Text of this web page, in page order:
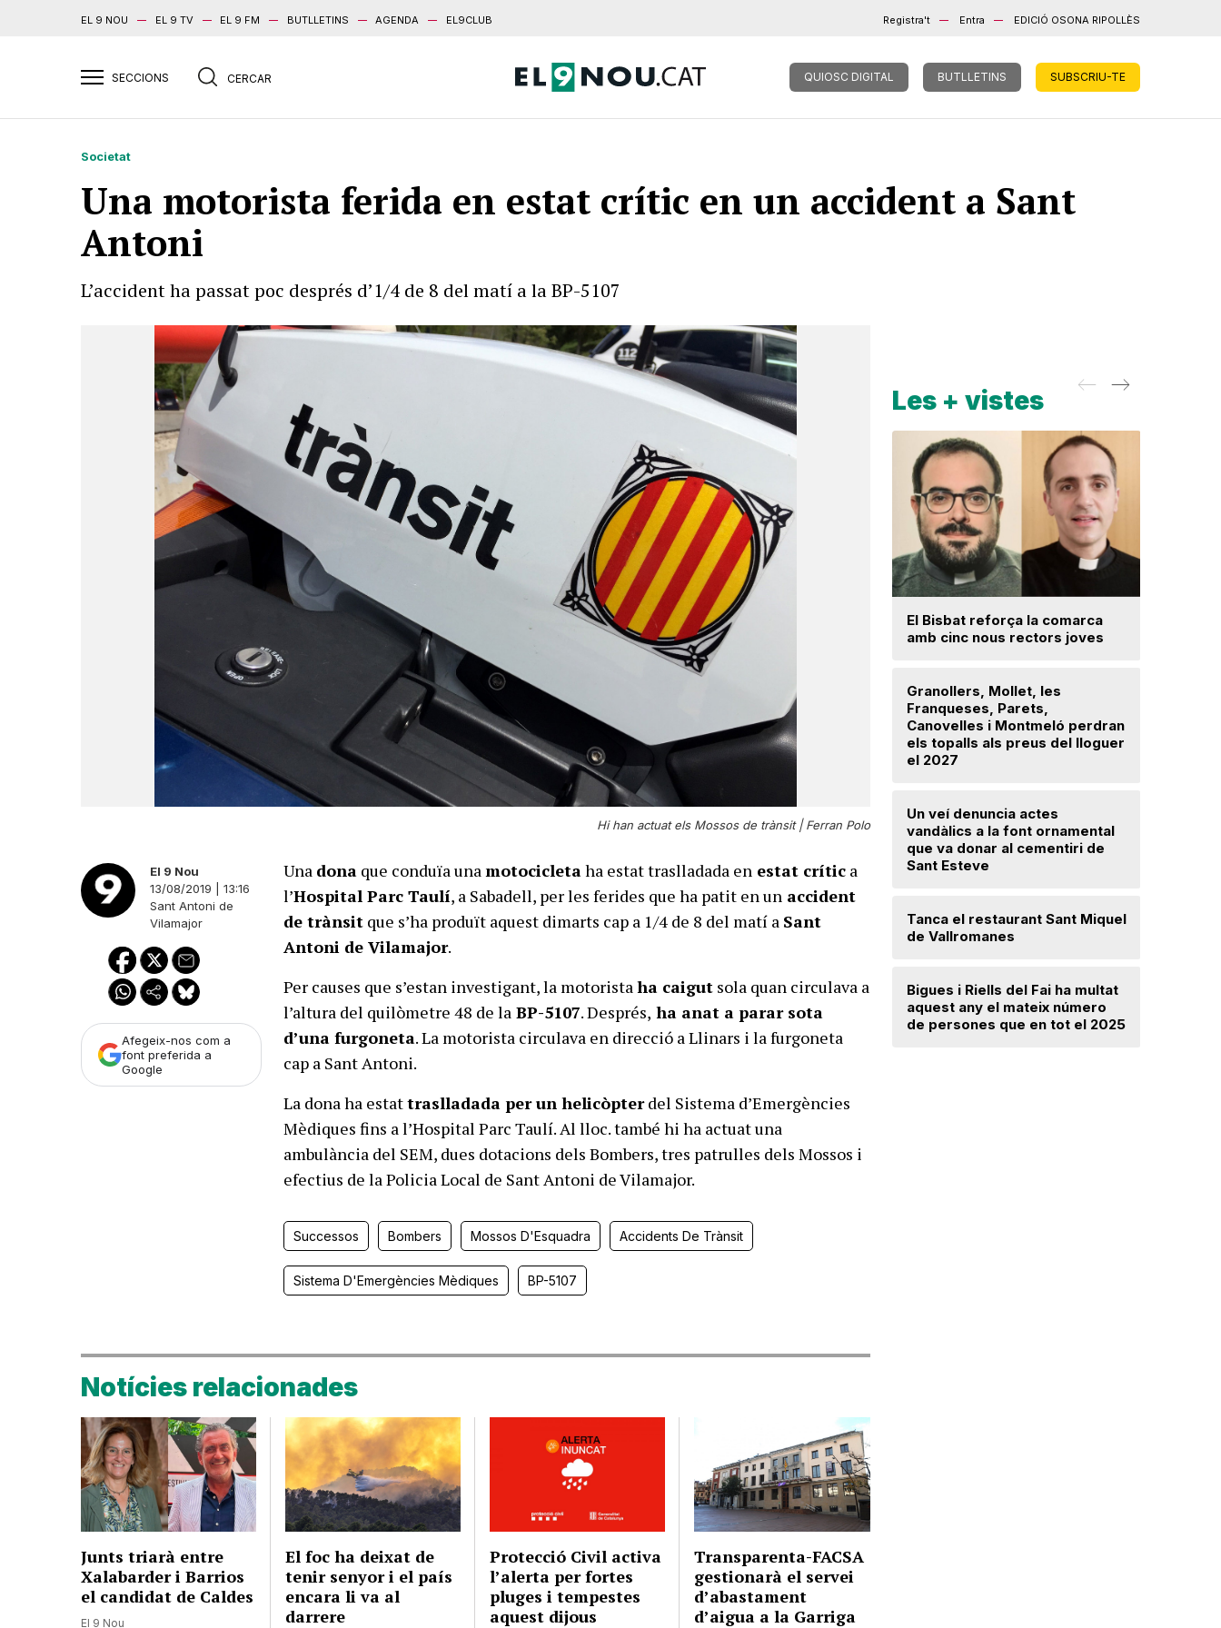
EL 9 NOU EL 9 TV EL 9 FM BUTLLETINS AGENDA EL9CLUB Registra't Entra EDICIÓ OSONA RIPOLLÈS
QUIOSC DIGITAL BUTLLETINS SUBSCRIU-TE
Societat
Una motorista ferida en estat crític en un accident a Sant
Antoni
L’accident ha passat poc després d’1/4 de 8 del matí a la BP-5107
Hi han actuat els Mossos de trànsit |Ferran Polo
El 9 Nou
13/08/2019 | 13:16
Sant Antoni de
Vilamajor
Afegeix-nos com a
font preferida a
Google
Una dona que conduïa unamotocicletaha estat traslladada en estat crític a
l’Hospital Parc Taulí, a Sabadell, per les ferides que ha patit en un accident
de trànsit que s’ha produït aquest dimarts cap a 1/4 de 8 del matí a Sant
Antoni de Vilamajor.
Per causes que s’estan investigant, la motoristaha caigut sola quan circulava a
l’altura del quilòmetre 48 de la BP-5107. Després, ha anat a parar sota
d’una furgoneta. La motorista circulava en direcció a Llinars i la furgoneta
cap a Sant Antoni.
La dona ha estattraslladada per un helicòpterdel Sistema d’Emergències
Mèdiques fins a l’Hospital Parc Taulí. Al lloc. també hi ha actuat una
ambulància del SEM, dues dotacions dels Bombers, tres patrulles dels Mossos i
efectius de la Policia Local de Sant Antoni de Vilamajor.
Successos Bombers Mossos D'Esquadra Accidents De Trànsit
Sistema D'Emergències Mèdiques BP-5107
Notícies relacionades
Junts triarà entre
Xalabarder i Barrios
el candidat de Caldes
El 9 Nou
El foc ha deixat de
tenir senyor i el país
encara li va al
darrere
Protecció Civil activa
l’alerta per fortes
pluges i tempestes
aquest dijous
Transparenta-FACSA
gestionarà el servei
d’abastament
d’aigua a la Garriga
Les + vistes
El Bisbat reforça la comarca
amb cinc nous rectors joves
Granollers, Mollet, les
Franqueses, Parets,
Canovelles i Montmeló perdran
els topalls als preus del lloguer
el 2027
Un veí denuncia actes
vandàlics a la font ornamental
que va donar al cementiri de
Sant Esteve
Tanca el restaurant Sant Miquel
de Vallromanes
Bigues i Riells del Fai ha multat
aquest any el mateix número
de persones que en tot el 2025